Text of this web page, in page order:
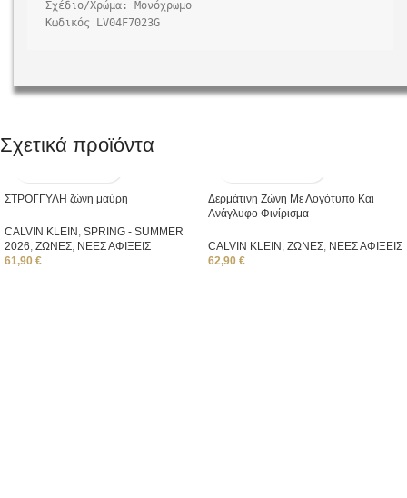
Κωδικός LV04F7023G
Σχετικά προϊόντα
ΣΤΡΟΓΓΥΛΗ ζώνη μαύρη
CALVIN KLEIN , SPRING - SUMMER
2026, ΖΩΝΕΣ, ΝΕΕΣ ΑΦΙΞΕΙΣ
61,90 €
Δερμάτινη Ζώνη Με Λογότυπο Και
Ανάγλυφο Φινίρισμα
CALVIN KLEIN , ΖΩΝΕΣ, ΝΕΕΣ ΑΦΙΞΕΙΣ
62,90 €